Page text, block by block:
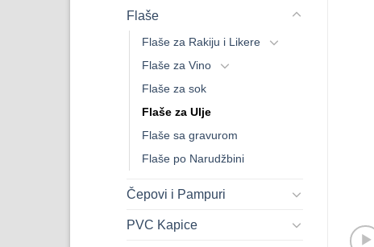
Flaše
Flaše za Rakiju i Likere
Flaše za Vino
Flaše za sok
Flaše za Ulje
Flaše sa gravurom
Flaše po Narudžbini
Čepovi i Pampuri
PVC Kapice